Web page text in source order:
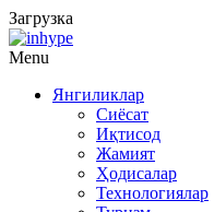
Загрузка
Menu
Янгиликлар
Сиёсат
Иқтисод
Жамият
Ҳодисалар
Технологиялар